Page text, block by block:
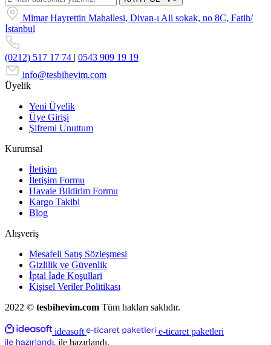
Mimar Hayrettin Mahallesi, Divan-ı Ali sokak, no 8C, Fatih/
İstanbul
(0212) 517 17 74 | 0543 909 19 19
info@tesbihevim.com
Üyelik
Yeni Üyelik
Üye Girişi
Şifremi Unuttum
Kurumsal
İletişim
İletişim Formu
Havale Bildirim Formu
Kargo Takibi
Blog
Alışveriş
Mesafeli Satış Sözleşmesi
Gizlilik ve Güvenlik
İptal İade Koşullari
Kişisel Veriler Politikası
2022 © tesbihevim.com Tüm hakları saklıdır.
ideasoft
e-ticaret paketleri
ile hazırlandı.